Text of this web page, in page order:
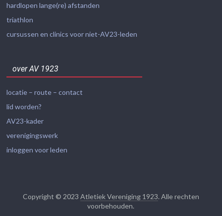
hardlopen lange(re) afstanden
triathlon
cursussen en clinics voor niet-AV23-leden
over AV 1923
locatie – route – contact
lid worden?
AV23-kader
verenigingswerk
inloggen voor leden
Copyright © 2023 Atletiek Vereniging 1923. Alle rechten
voorbehouden.